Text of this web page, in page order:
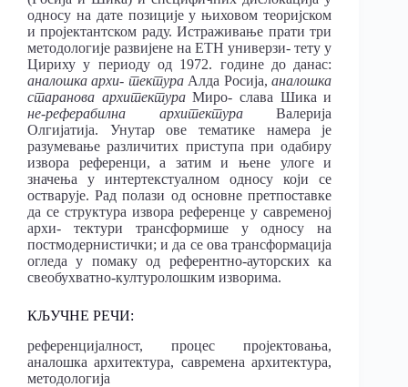
односу на дате позиције у њиховом теоријском
и пројектантском раду. Истраживање прати три
методологије развијене на ETH универзи- тету у
Цириху у периоду од 1972. године до данас:
аналошка архи- тектура Алда Росија,аналошка
старанова архитектураМиро- слава Шика и
не-реферабилна архитектураВалерија
Олгијатија. Унутар ове тематике намера је
разумевање различитих приступа при одабиру
извора референци, а затим и њене улоге и
значења у интертекстуалном односу који се
остварује. Рад полази од основне претпоставке
да се структура извора референце у савременој
архи- тектури трансформише у односу на
постмодернистички; и да се ова трансформација
огледа у помаку од референтно-ауторских ка
свеобухватно-културолошким изворима.
КЉУЧНЕ РЕЧИ:
референцијалност, процес пројектовања,
аналошка архитектура, савремена архитектура,
методологија